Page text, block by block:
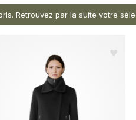
Retrouvez par la suite votre
♥︎